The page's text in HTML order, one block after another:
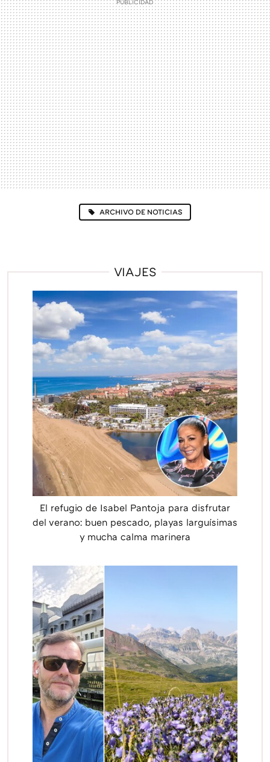
ARCHIVO DE NOTICIAS
VIAJES
El refugio de Isabel Pantoja para disfrutar
del verano: buen pescado, playas larguísimas
y mucha calma marinera